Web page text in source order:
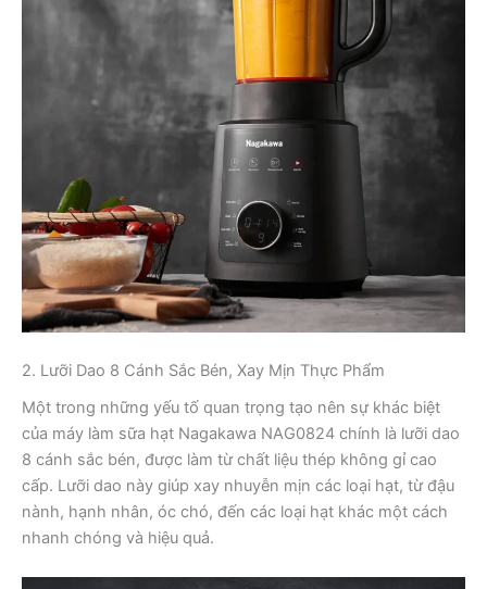
2. Lưỡi Dao 8 Cánh Sắc Bén, Xay Mịn Thực Phẩm
Một trong những yếu tố quan trọng tạo nên sự khác biệt
của máy làm sữa hạt Nagakawa NAG0824 chính là lưỡi dao
8 cánh sắc bén, được làm từ chất liệu thép không gỉ cao
cấp. Lưỡi dao này giúp xay nhuyễn mịn các loại hạt, từ đậu
nành, hạnh nhân, óc chó, đến các loại hạt khác một cách
nhanh chóng và hiệu quả.